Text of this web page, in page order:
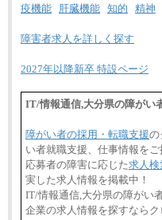
疫機能
肝臓機能 知的 精神
障害者求人を詳しく探す
2027年以降新卒 特設ページ
IT/情報通信,大分県の障がい
障がい者の採用・転職支援の
い者就職支援、仕事情報をご
応募者の障害に応じた求人検
実した求人情報を掲載中！
IT/情報通信,大分県の障がい
企業の求人情報を探すならク